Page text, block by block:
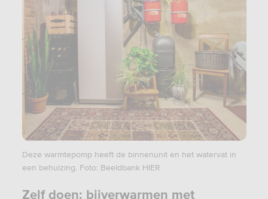
Deze warmtepomp heeft de binnenunit en het watervat in
een behuizing. Foto: Beeldbank HIER
Zelf doen: bijverwarmen met